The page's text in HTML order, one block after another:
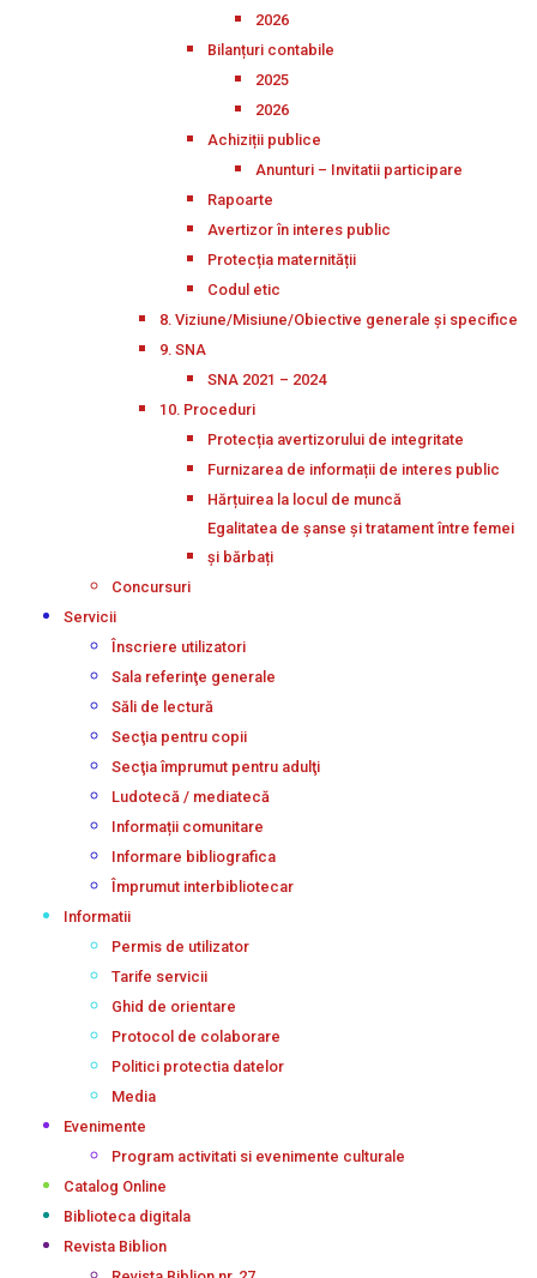
2026
Bilanțuri contabile
2025
2026
Achiziții publice
Anunturi – Invitatii participare
Rapoarte
Avertizor în interes public
Protecția maternității
Codul etic
8. Viziune/Misiune/Obiective generale și specifice
9. SNA
SNA 2021 – 2024
10. Proceduri
Protecția avertizorului de integritate
Furnizarea de informații de interes public
Hărțuirea la locul de muncă
Egalitatea de șanse și tratament între femei
și bărbați
Concursuri
Servicii
Înscriere utilizatori
Sala referinţe generale
Săli de lectură
Secţia pentru copii
Secţia împrumut pentru adulţi
Ludotecă / mediatecă
Informații comunitare
Informare bibliografica
Împrumut interbibliotecar
Informatii
Permis de utilizator
Tarife servicii
Ghid de orientare
Protocol de colaborare
Politici protectia datelor
Media
Evenimente
Program activitati si evenimente culturale
Catalog Online
Biblioteca digitala
Revista Biblion